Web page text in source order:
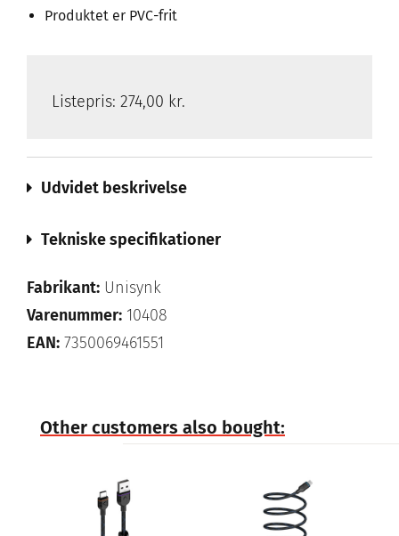
Produktet er PVC-frit
Listepris: 274,00 kr.
Udvidet beskrivelse
Tekniske specifikationer
Fabrikant: Unisynk
Varenummer: 10408
EAN: 7350069461551
Other customers also bought: